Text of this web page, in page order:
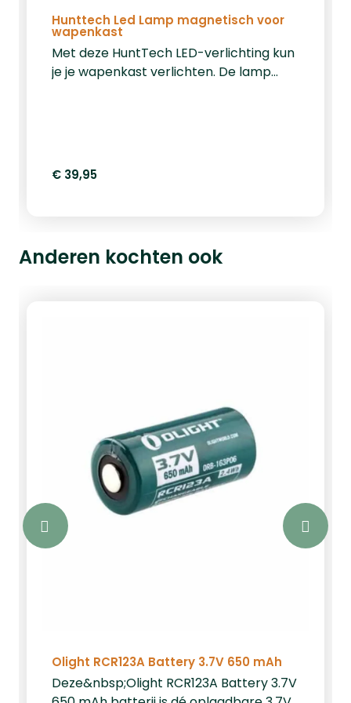
Hunttech Led Lamp magnetisch voor
wapenkast
Met deze HuntTech LED-verlichting kun
je je wapenkast verlichten. De lamp
seconden branden en de batterij gaat
minimaal 2 uur mee.Opladen kan via
€ 39,95
Anderen kochten ook
Olight RCR123A Battery 3.7V 650 mAh
Deze&nbsp;Olight RCR123A Battery 3.7V